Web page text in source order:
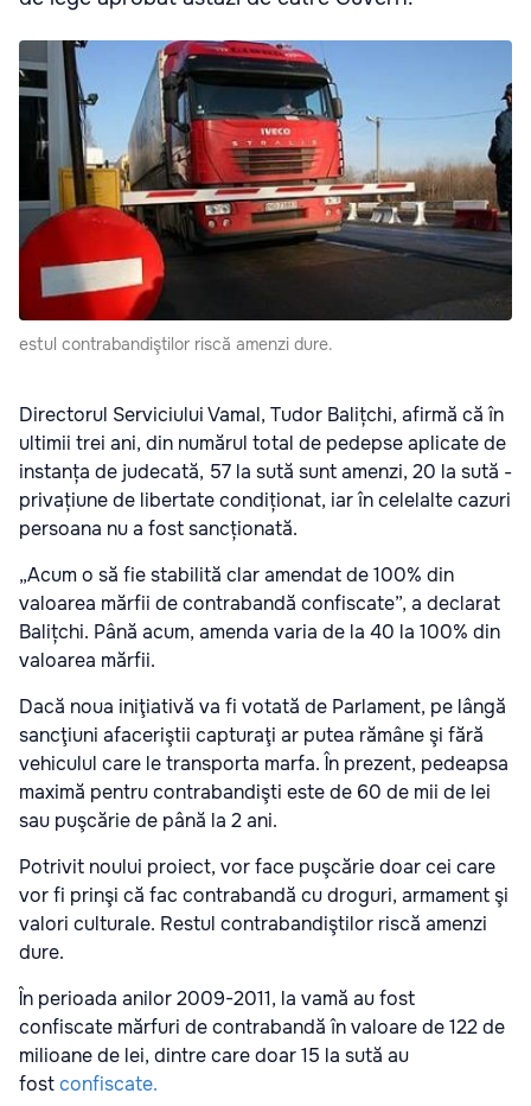
estul contrabandiştilor riscă amenzi dure.
Directorul Serviciului Vamal, Tudor Balițchi, afirmă că în
ultimii trei ani, din numărul total de pedepse aplicate de
instanța de judecată, 57 la sută sunt amenzi, 20 la sută -
privațiune de libertate condiționat, iar în celelalte cazuri
persoana nu a fost sancționată.
„Acum o să fie stabilită clar amendat de 100% din
valoarea mărfii de contrabandă confiscate”, a declarat
Balițchi. Până acum, amenda varia de la 40 la 100% din
valoarea mărfii.
Dacă noua iniţiativă va fi votată de Parlament, pe lângă
sancţiuni afaceriştii capturaţi ar putea rămâne şi fără
vehiculul care le transporta marfa. În prezent, pedeapsa
maximă pentru contrabandişti este de 60 de mii de lei
sau puşcărie de până la 2 ani.
Potrivit noului proiect, vor face puşcărie doar cei care
vor fi prinşi că fac contrabandă cu droguri, armament şi
valori culturale. Restul contrabandiştilor riscă amenzi
dure.
În perioada anilor 2009-2011, la vamă au fost
confiscate mărfuri de contrabandă în valoare de 122 de
milioane de lei, dintre care doar 15 la sută au
fostconfiscate.